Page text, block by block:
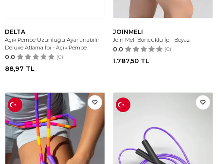
DELTA
Açık Pembe Uzunluğu Ayarlanabilir
Deluxe Atlama İpi - Açık Pembe
0.0 (0)
88,97 TL
JOINMELI
Join Meli Boncuklu İp - Beyaz
0.0 (0)
1.787,50 TL